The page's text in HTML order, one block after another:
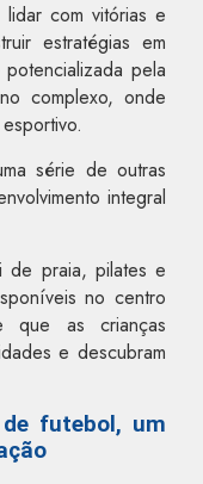
com vitórias e
estratégias em
pela
complexo, onde
série de outras
integral
de praia, pilates e
no centro
que as crianças
e descubram
futebol, um